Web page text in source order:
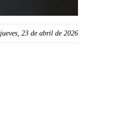
jueves, 23 de abril de 2026